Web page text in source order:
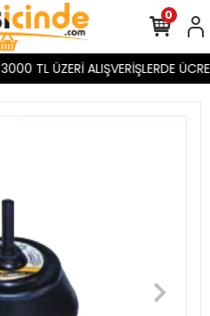
3000 TL ÜZERİ ALIŞVERİŞLERDE
0